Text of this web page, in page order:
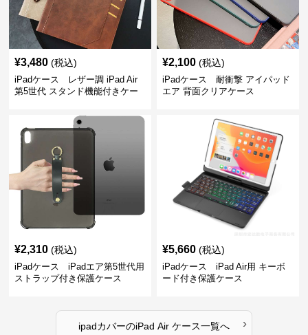
¥3,480 (税込)
iPadケース レザー調 iPad Air
第5世代 スタンド機能付きケー
¥2,100 (税込)
iPadケース 耐衝撃 アイパッド
エア 背面クリアケース
¥2,310 (税込)
iPadケース iPadエア第5世代用
ストラップ付き保護ケース
¥5,660 (税込)
iPadケース iPad Air用 キーボ
ード付き保護ケース
ipadカバーのiPad Air ケース一覧へ ›